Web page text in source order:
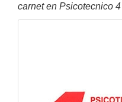
carnet en Psicotecnico